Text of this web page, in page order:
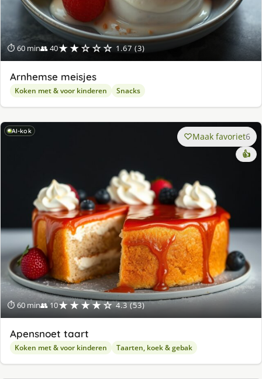
⏱ 60 min👥 40★★☆☆☆ 1.67 (3)
Arnhemse meisjes
Koken met & voor kinderen Snacks
AI-kok
⏱ 60 min👥 10★★★★☆ 4.3 (53)
Maak favoriet6
👍
Apensnoet taart
Koken met & voor kinderen Taarten, koek & gebak